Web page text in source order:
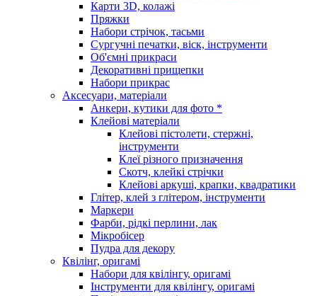
Карти 3D, колажі
Пряжки
Набори стрічок, тасьми
Сургучні печатки, віск, інструменти
Об'ємні прикраси
Декоративні прищепки
Набори прикрас
Аксесуари, матеріали
Анкери, кутики для фото *
Клейові матеріали
Клейові пістолети, стержні,
інструменти
Клеї різного призначення
Скотч, клейкі стрічки
Клейові аркуші, крапки, квадратики
Глітер, клей з глітером, інструменти
Маркери
Фарби, рідкі перлини, лак
Мікробісер
Пудра для декору
Квілінг, оригамі
Набори для квілінгу, оригамі
Інструменти для квілінгу, оригамі